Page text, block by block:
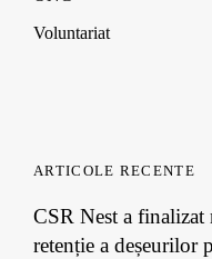
Voluntariat
ARTICOLE RECENTE
CSR Nest a finalizat
retenție a deșeurilor